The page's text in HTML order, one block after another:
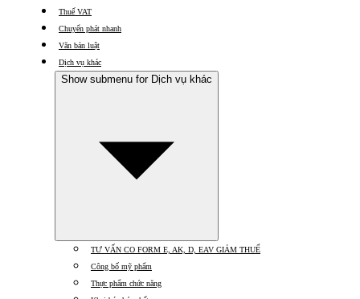
Thuế VAT
Chuyển phát nhanh
Văn bản luật
Dịch vụ khác
Show submenu for Dịch vụ khác
TƯ VẤN CO FORM E, AK, D, EAV GIẢM THUẾ
Công bố mỹ phẩm
Thực phẩm chức năng